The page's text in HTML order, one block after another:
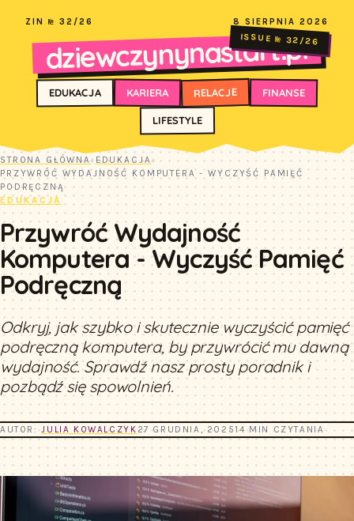
ZIN № 32/26 8 SIERPNIA 2026
dziewczynynastart.pl
ISSUE № 32/26
EDUKACJA KARIERA RELACJE FINANSE
LIFESTYLE
STRONA GŁÓWNA› EDUKACJA›
PRZYWRÓĆ WYDAJNOŚĆ KOMPUTERA - WYCZYŚĆ PAMIĘĆ
PODRĘCZNĄ
EDUKACJA
Przywróć Wydajność
Komputera - Wyczyść Pamięć
Podręczną
Odkryj, jak szybko i skutecznie wyczyścić pamięć
podręczną komputera, by przywrócić mu dawną
wydajność. Sprawdź nasz prosty poradnik i
pozbądź się spowolnień.
AUTOR:JULIA KOWALCZYK 27 GRUDNIA, 2025 14 MIN CZYTANIA